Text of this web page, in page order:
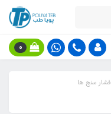
0
فشار سنج ها